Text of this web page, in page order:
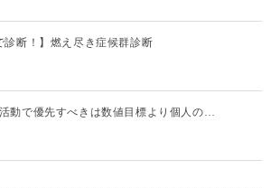
診断！】燃え尽き症候群診断
活動で優先すべきは数値目標より個人の…